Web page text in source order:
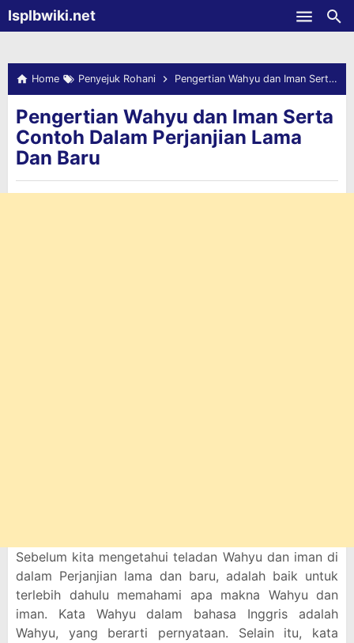
-->Isplbwiki.net
Home Penyejuk Rohani Pengertian Wahyu dan Iman Serta Contoh Dalam Perjanjian Lama Dan Baru
Pengertian Wahyu dan Iman Serta
Contoh Dalam Perjanjian Lama
Dan Baru
Sebelum kita mengetahui teladan Wahyu dan iman di
dalam Perjanjian lama dan baru, adalah baik untuk
terlebih dahulu memahami apa makna Wahyu dan
iman. Kata Wahyu dalam bahasa Inggris adalah
Wahyu, yang berarti pernyataan. Selain itu, kata